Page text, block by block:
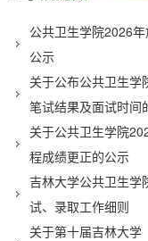
公共卫生学院2026
公示
关于公布公共卫生学
笔试结果及面试时间
关于公共卫生学院
程成绩更正的公示
吉林大学公共卫生学
试、录取工作细则
关于第十届吉林大学